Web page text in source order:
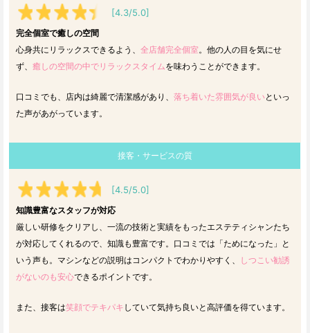
[4.3/5.0]
完全個室で癒しの空間
心身共にリラックスできるよう、 全店舗完全個室。他の人の目を気にせ
ず、 癒しの空間の中でリラックスタイムを味わうことができます。
口コミでも、店内は綺麗で清潔感があり、 落ち着いた雰囲気が良いといっ
た声があがっています。
接客・サービスの質
[4.5/5.0]
知識豊富なスタッフが対応
厳しい研修をクリアし、一流の技術と実績をもったエステティシャンたち
が対応してくれるので、知識も豊富です。口コミでは「ためになった」と
いう声も。マシンなどの説明はコンパクトでわかりやすく、
しつこい勧誘
がないのも安心できるポイントです。
また、接客は笑顔でテキパキ していて気持ち良いと高評価を得ています。